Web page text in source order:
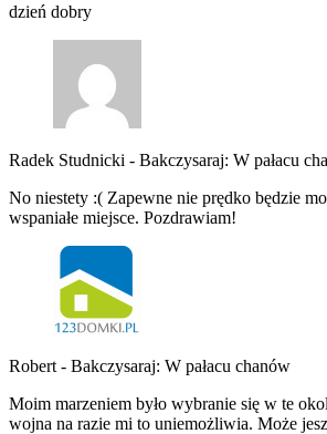
dzień dobry
Radek Studnicki - Bakczysaraj: W pałacu
No niestety :( Zapewne nie prędko będzie
wspaniałe miejsce. Pozdrawiam!
Robert - Bakczysaraj: W pałacu chanów
Moim marzeniem było wybranie się w te
wojna na razie mi to uniemożliwia. Może